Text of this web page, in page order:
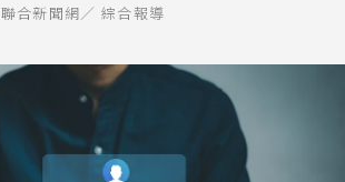
聯合新聞網／ 綜合報導